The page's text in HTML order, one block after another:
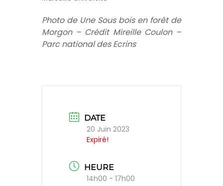
Photo de Une Sous bois en forêt de
Morgon – Crédit Mireille Coulon –
Parc national des Ecrins
DATE
20 Juin 2023
Expiré!
HEURE
14h00 - 17h00